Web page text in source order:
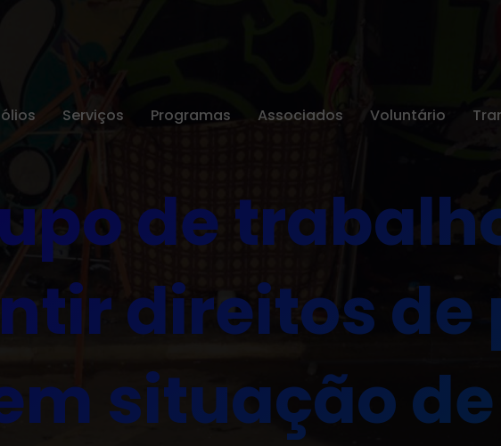
Serviços Programas Associados Voluntário
de
direitos de
situação